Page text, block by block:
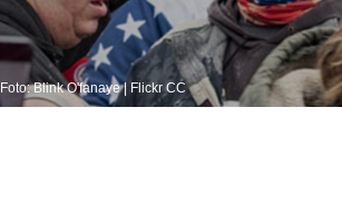
Foto: Blink O'fanaye | Flickr CC